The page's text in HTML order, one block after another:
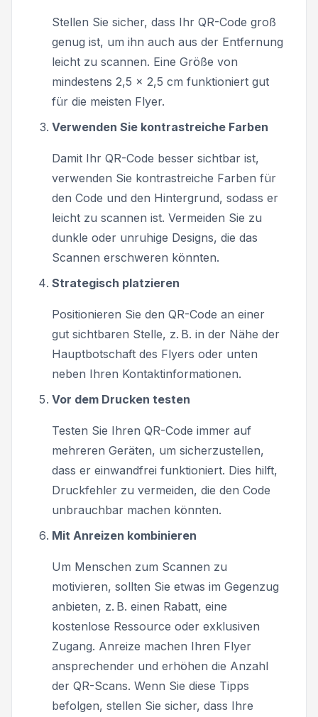
Stellen Sie sicher, dass Ihr QR-Code groß
genug ist, um ihn auch aus der Entfernung
leicht zu scannen. Eine Größe von
mindestens 2,5 x 2,5 cm funktioniert gut
für die meisten Flyer.
Verwenden Sie kontrastreiche Farben
Damit Ihr QR-Code besser sichtbar ist,
verwenden Sie kontrastreiche Farben für
den Code und den Hintergrund, sodass er
leicht zu scannen ist. Vermeiden Sie zu
dunkle oder unruhige Designs, die das
Scannen erschweren könnten.
Strategisch platzieren
Positionieren Sie den QR-Code an einer
gut sichtbaren Stelle, z. B. in der Nähe der
Hauptbotschaft des Flyers oder unten
neben Ihren Kontaktinformationen.
Vor dem Drucken testen
Testen Sie Ihren QR-Code immer auf
mehreren Geräten, um sicherzustellen,
dass er einwandfrei funktioniert. Dies hilft,
Druckfehler zu vermeiden, die den Code
unbrauchbar machen könnten.
Mit Anreizen kombinieren
Um Menschen zum Scannen zu
motivieren, sollten Sie etwas im Gegenzug
anbieten, z. B. einen Rabatt, eine
kostenlose Ressource oder exklusiven
Zugang. Anreize machen Ihren Flyer
ansprechender und erhöhen die Anzahl
der QR-Scans. Wenn Sie diese Tipps
befolgen, stellen Sie sicher, dass Ihre